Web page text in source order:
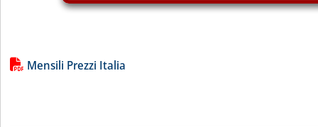
Lista allegati PDF alla notizia
Mensili Prezzi Italia